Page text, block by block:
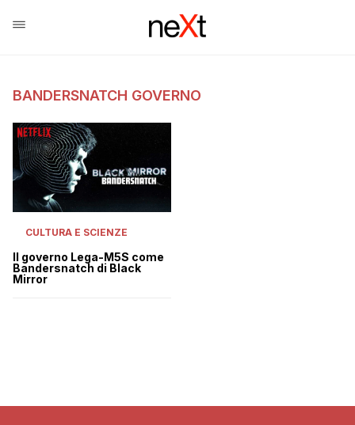
BANDERSNATCH GOVERNO
CULTURA E SCIENZE
Il governo Lega-M5S come
Bandersnatch di Black
Mirror